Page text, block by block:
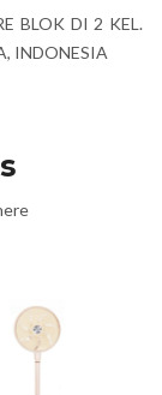
BLOK DI 2 KEL.
INDONESIA